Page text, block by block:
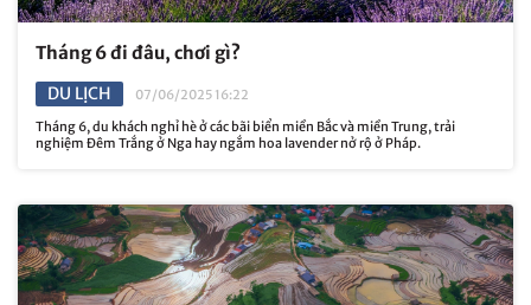
Tháng 6 đi đâu, chơi gì?
DU LỊCH
07/06/2025 16:22
Tháng 6, du khách nghỉ hè ở các bãi biển miền Bắc và miền Trung, trải
nghiệm Đêm Trắng ở Nga hay ngắm hoa lavender nở rộ ở Pháp.